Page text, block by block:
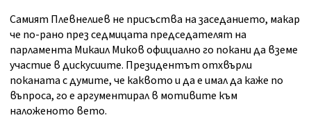
Самият Плевнелиев не присъства на заседанието, макар
че по-рано през седмицата председателят на
парламента Микаил Миков официално го покани да вземе
участие в дискусиите. Президентът отхвърли
поканата с думите, че каквото и да е имал да каже по
въпроса, го е аргументирал в мотивите към
наложеното вето.